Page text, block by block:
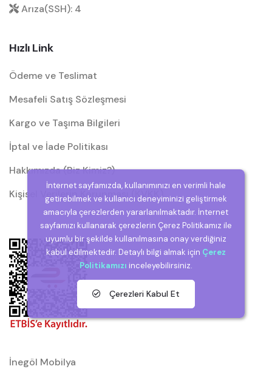
Arıza(SSH): 4
Hızlı Link
Ödeme ve Teslimat
Mesafeli Satış Sözleşmesi
Kargo ve Taşıma Bilgileri
İptal ve İade Politikası
Hakkımızda (Biz Kimiz?)
Kişisel Verilerin Korunması (KVKK)
İnegöl Mobilya
İnternet sayfamızda, kullanımınızı en verimli hale
getirebilmek ve kullanıcı deneyiminizi geliştirmek
amacıyla çerezlerden yararlanılmaktadır. İnternet
sayfamızı kullanarak çerezlerin Çerez Politikamız ile
uyumlu bir şekilde kullanılmasına onay verdiğiniz
kabul edilmektedir. Detaylı bilgi almak için Çerez
Politikamızı inceleyebilirsiniz.
Çerezleri Kabul Et